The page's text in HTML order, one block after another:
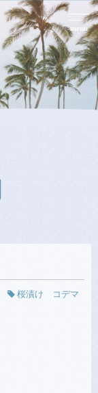
menu
桜漬け コデマ